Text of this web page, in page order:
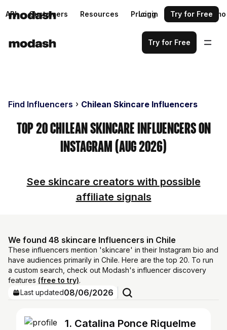
API Customers Resources Pricing Request a demo
Login Try for Free
Try for Free
Find Influencers Chilean Skincare Influencers
Top 20 Chilean Skincare Influencers on
Instagram (Aug 2026)
See skincare creators with possible
affiliate signals
We found 48 skincare Influencers in Chile
These influencers mention 'skincare' in their Instagram bio and
have audiences primarily in Chile. Here are the top 20. To run
a custom search, check out Modash's influencer discovery
features (free to try).
Last updated08/06/2026
1. Catalina Ponce Riquelme